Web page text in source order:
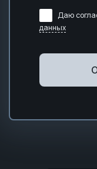
Даю
данных